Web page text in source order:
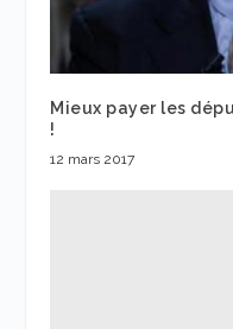
Mieux payer les
!
12 mars 2017